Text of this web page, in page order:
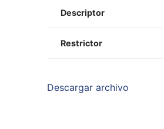
Descriptor
Restrictor
Descargar archivo